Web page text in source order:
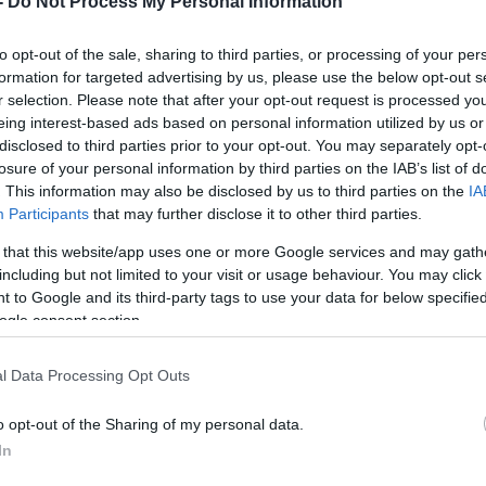
opt-out of the sale, sharing to third parties, or processing of your
for targeted advertising by us, please use the below opt-out
selection. Please note that after your opt-out request is processed
interest-based ads based on personal information utilized by us
to third parties prior to your opt-out. You may separately
of your personal information by third parties on the IAB’s list of
This information may also be disclosed by us to third parties on the
Participants that may further disclose it to other third parties.
that this website/app uses one or more Google services and may
but not limited to your visit or usage behaviour. You may
to Google and its third-party tags to use your data for below
consent section.
Data Processing Opt Outs
opt-out of the Sharing of my personal data.
A legfrissebb hírekért kövessen
megnyerte vasárnap a férfi
versenyét a pekingi téli olimpián.
világbajnoka rajt-cél győzelmet aratott az
Ivlijev lett az ezüst- és a kanadai
23 éves gyorskorcsolyázója sikerével
téli játékokon. A magyar küldöttség már a
ugyanis a vegyesváltó és Liu Shaoang
zárt.